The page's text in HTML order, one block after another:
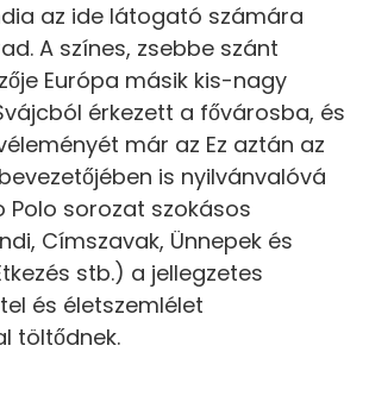
az ide látogató számára
A színes, zsebbe szánt
Európa másik kis-nagy
érkezett a fővárosba, és
már az Ez aztán az
is nyilvánvalóvá
Polo sorozat szokásos
Címszavak, Ünnepek és
stb.) a jellegzetes
és életszemlélet
töltődnek.